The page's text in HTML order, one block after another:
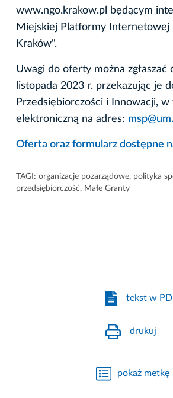
www.ngo.krakow.pl będącym
Miejskiej Platformy Internetowej
Kraków".
Uwagi do oferty można zgłaszać
listopada 2023 r. przekazując je
Przedsiębiorczości i Innowacji, w
elektroniczną na adres:
Oferta oraz formularz dostępne
TAGI: organizacje pozarządowe, polityka
przedsiębiorczość, Małe Granty
tekst w
drukuj
pokaż metkę